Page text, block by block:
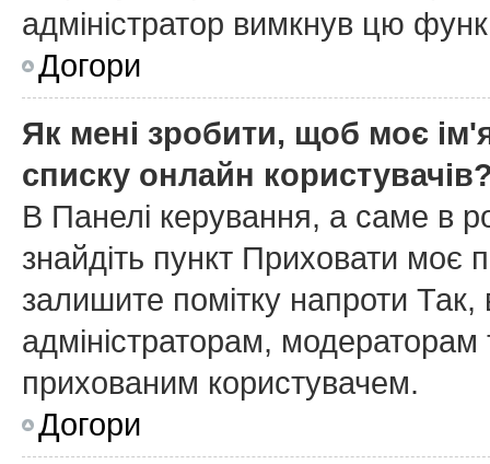
адміністратор вимкнув цю
Догори
Як мені зробити, щоб моє
списку онлайн
В Панелі керування, а саме в
знайдіть пункт Приховати моє
залишите помітку напроти Так,
адміністраторам,
прихованим користувачем.
Догори